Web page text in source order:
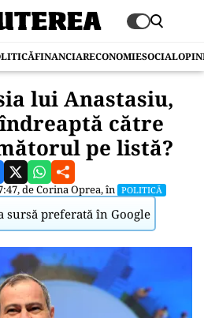
FINANCIARECONOMIESOCIAL
lui Anastasiu,
către
pe listă?
deCorina Oprea, în POLITICĂ
sursă preferată în Google